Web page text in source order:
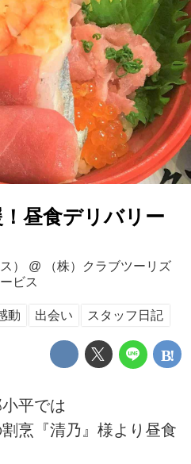
昼食デリバリー
）
@
（株）クラブツーリズ
ビス
動 出会い スタッフ日記
平では
烹『清乃』様より昼食